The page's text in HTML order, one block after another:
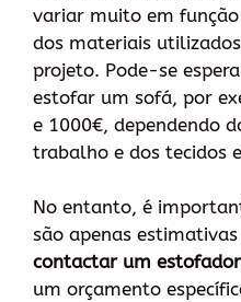
variar muito em
dos materiais
projeto. Pode-se
estofar um sofá, por
e 1000€, dependendo
trabalho e dos tecidos
No entanto, é
são apenas
contactar um estofador
um orçamento